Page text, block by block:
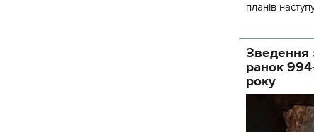
планів
Зведення
ранок
року